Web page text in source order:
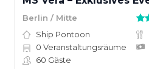
Berlin / Mitte
Ship Pontoon
0 Veranstaltungsräume
60 Gäste